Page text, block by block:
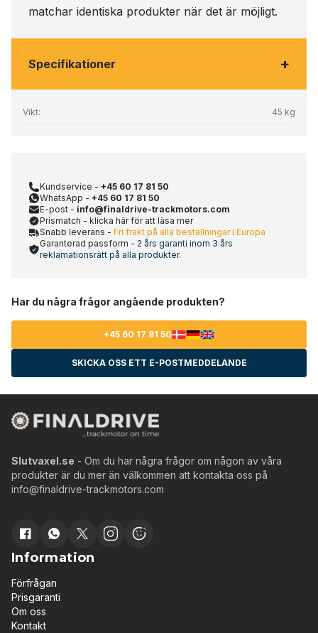
matchar identiska produkter när det är möjligt.
Specifikationer +
Vikt: 45 kg
Kundservice - +45 60 17 81 50
WhatsApp - +45 60 17 81 50
E-post - info@finaldrive-trackmotors.com
Prismatch - klicka här för att läsa mer
Snabb leverans - Fri frakt på alla beställningar i Europa
Garanterad passform - 2 års garanti inom 3 års
reklamationsrätt på alla produkter.
Har du några frågor angående produkten?
+45 60 17 81 50
SKICKA OSS ETT E-POSTMEDDELANDE
Slutvaxel.se - Om du har några frågor om någon av våra
produkter är du mer än välkommen att kontakta oss på
info@finaldrive-trackmotors.com
Information
Förfrågan
Prisgaranti
Om oss
Kontakt